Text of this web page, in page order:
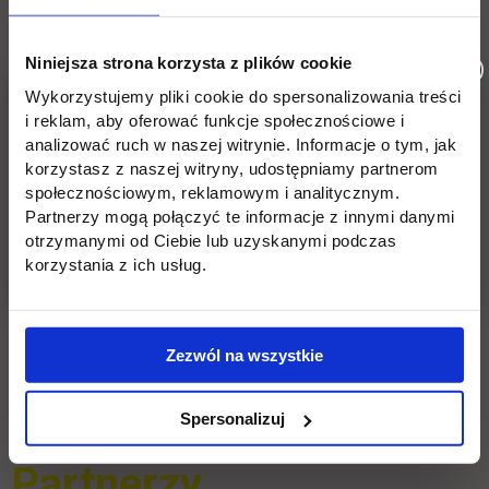
Niniejsza strona korzysta z plików cookie
Wykorzystujemy pliki cookie do spersonalizowania treści
i reklam, aby oferować funkcje społecznościowe i
analizować ruch w naszej witrynie. Informacje o tym, jak
korzystasz z naszej witryny, udostępniamy partnerom
społecznościowym, reklamowym i analitycznym.
Partnerzy mogą połączyć te informacje z innymi danymi
otrzymanymi od Ciebie lub uzyskanymi podczas
korzystania z ich usług.
Zezwól na wszystkie
Spersonalizuj
Kontakt
Studia podyplomowe
Biuro Projektów Unijnych
Akademicki Inkubator Przedsiębiorczości UTH
Tutoring